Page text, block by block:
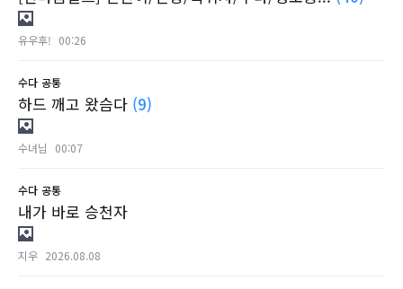
유우후! 00:26
수다 공통
하드 깨고 왔슴다 (9)
수녀님 00:07
수다 공통
내가 바로 승천자
지우 2026.08.08